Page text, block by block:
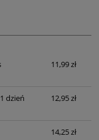
11,99 zł
dzień
12,95 zł
14,25 zł